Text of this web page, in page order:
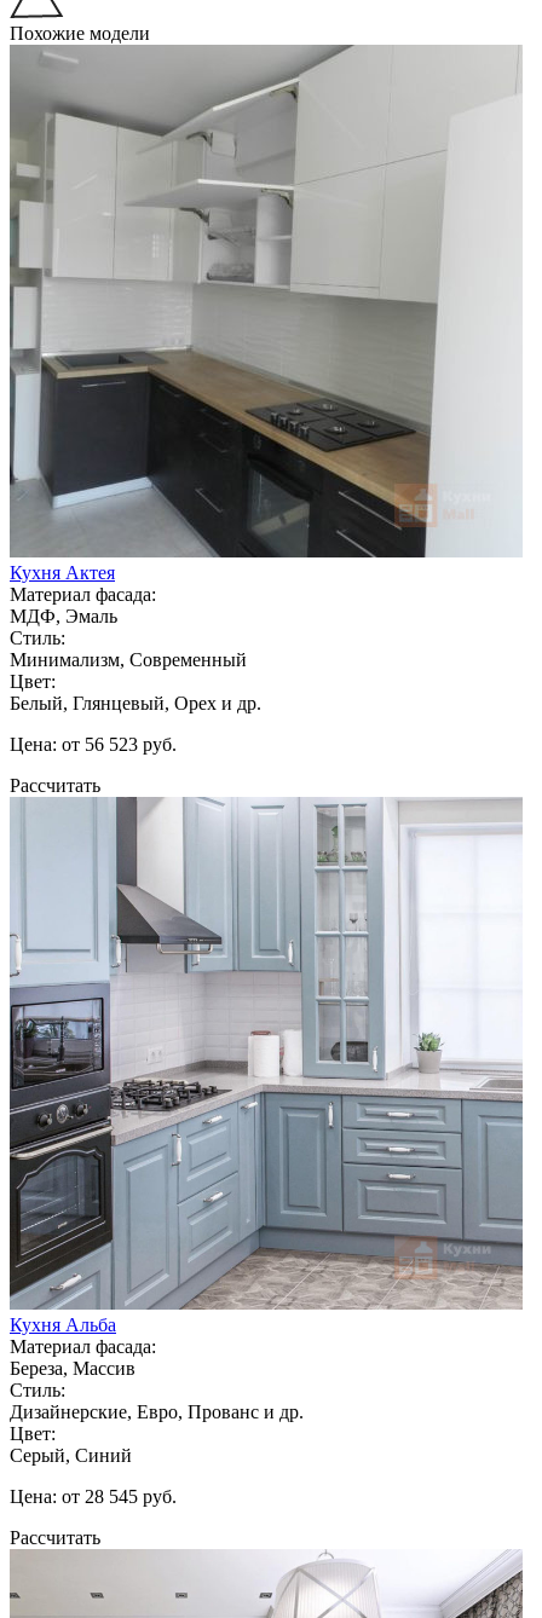
Похожие модели
Кухня Актея
Материал фасада:
МДФ, Эмаль
Стиль:
Минимализм, Современный
Цвет:
Белый, Глянцевый, Орех и др.
Цена: от 56 523 руб.
Рассчитать
Кухня Альба
Материал фасада:
Береза, Массив
Стиль:
Дизайнерские, Евро, Прованс и др.
Цвет:
Серый, Синий
Цена: от 28 545 руб.
Рассчитать